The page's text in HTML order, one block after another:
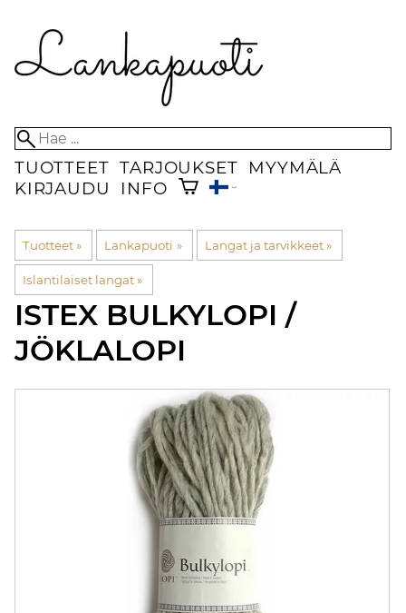
TUOTTEET TARJOUKSET
MYYMÄLÄ
KIRJAUDU
INFO
Tuotteet‪» Lankapuoti ‪» Langat ja tarvikkeet ‪»
Islantilaiset langat‪»
ISTEX BULKYLOPI /
JÖKLALOPI